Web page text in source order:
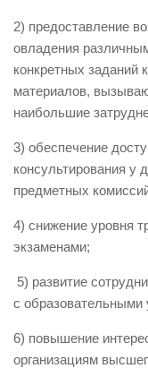
2) предоставление
овладения
конкретных заданий
материалов,
наибольшие
3) обеспечение
консультирования у
предметных
4) снижение уровня
экзаменами;
5) развитие
с образовательными
6) повышение
организациям